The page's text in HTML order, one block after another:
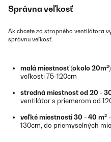
Správna veľkosť
Ak chcete zo stropného ventilátora
správnu veľkosť.
malá miestnosť (okolo 20m²)
veľkosti 75-120cm
stredná miestnost od 20 -
ventilátor s priemerom od
veľké miestnosti 30 - 40 m²
130cm, do priemyselných